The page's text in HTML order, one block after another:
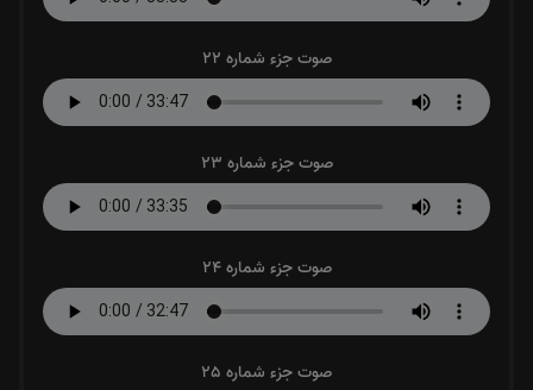
صوت جزء شماره 22
صوت جزء شماره 23
صوت جزء شماره 24
صوت جزء شماره 25